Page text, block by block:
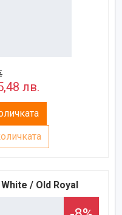
лв.
/ Old Royal